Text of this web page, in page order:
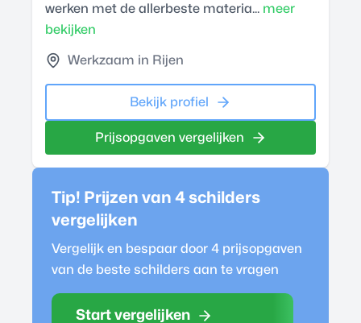
werken met de allerbeste materia... meer
bekijken
Werkzaam in Rijen
Bekijk profiel
Prijsopgaven vergelijken
Tip! Prijzen van 4 schilders
vergelijken
Vergelijk en bespaar door 4 prijsopgaven
van de beste schilders aan te vragen
Start vergelijken